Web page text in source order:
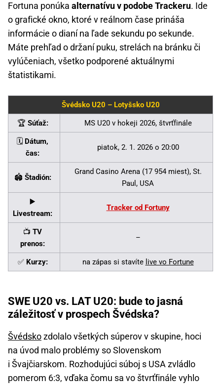
Fortuna ponúka alternatívu v podobe Trackeru. Ide
o grafické okno, ktoré v reálnom čase prináša
informácie o dianí na ľade sekundu po sekunde.
Máte prehľad o držaní puku, strelách na bránku či
vylúčeniach, všetko podporené aktuálnymi
štatistikami.
Švédsko U20 – Lotyšsko U20
🏆 Súťaž: MS U20 v hokeji 2026, štvrťfinále
🗓️ Dátum,
čas:
piatok, 2. 1. 2026 o 20:00
🏟️ Štadión:
Grand Casino Arena (17 954 miest), St.
Paul, USA
▶️
Livestream:
Tracker od Fortuny
📺 TV
prenos:
–
✅ Kurzy: na zápas si stavíte live vo Fortune
SWE U20 vs. LAT U20: bude to jasná
záležitosť v prospech Švédska?
Švédskozdolalo všetkých súperov v skupine, hoci
na úvod malo problémy so Slovenskom
i Švajčiarskom. Rozhodujúci súboj s USA zvládlo
pomerom 6:3, vďaka čomu sa vo štvrťfinále vyhlo